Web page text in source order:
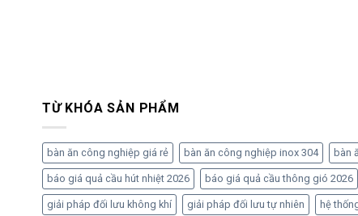
TỪ KHÓA SẢN PHẨM
bàn ăn công nghiệp giá rẻ bàn ăn công nghiệp inox 304 bàn
báo giá quả cầu hút nhiệt 2026 báo giá quả cầu thông gió 2026
giải pháp đối lưu không khí giải pháp đối lưu tự nhiên hệ